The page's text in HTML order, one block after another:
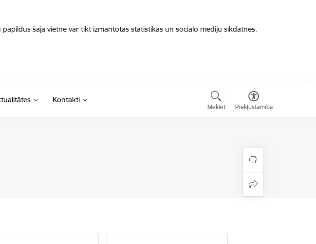
šajā vietnē var tikt izmantotas statistikas un sociālo mediju sīkdatnes.
Kontakti
Meklēt Piekļūstamība